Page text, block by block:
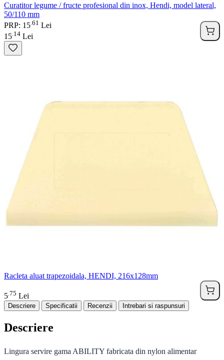
Curatitor legume / fructe profesional din inox, Hendi, model lateral,
50/110 mm
PRP: 15 61 Lei
15 14 Lei
Racleta aluat trapezoidala, HENDI, 216x128mm
5 75 Lei
Descriere Specificatii Recenzii Intrebari si raspunsuri
Descriere
Lingura servire gama ABILITY fabricata din nylon alimentar